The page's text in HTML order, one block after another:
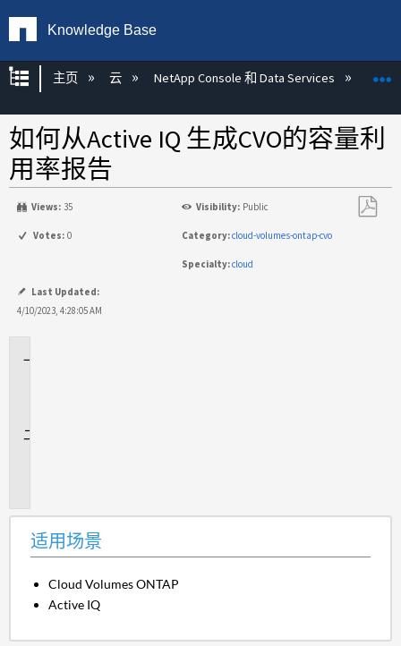
Knowledge Base
扩展/隐缩全局层次
主页 云 NetApp Console 和 Data Services
如何从Active IQ 生成CVO的容量利
用率报告
Views: 35 Visibility: Public
Votes: 0 Category:cloud-volumes-ontap-cvo
Specialty:cloud
Last Updated:
4/10/2023, 4:28:05 AM
适用场景
Cloud Volumes ONTAP
Active IQ